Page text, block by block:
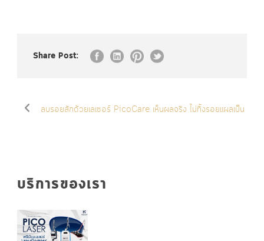
Share Post:
ลบรอยสักด้วยเลเซอร์ PicoCare เห็นผลจริง ไม่ทิ้งรอยแผลเป็น
บริการของเรา